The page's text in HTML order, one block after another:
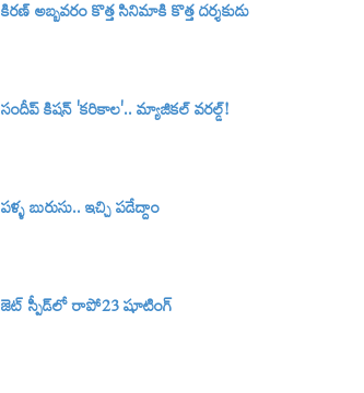
కిరణ్ అబ్బవరం కొత్త సినిమాకి కొత్త దర్శకుడు
సందీప్ కిషన్ 'కరికాల'.. మ్యాజికల్ వరల్డ్‌!
పళ్ళ బురుసు.. ఇచ్చి పడేద్దాం
జెట్ స్పీడ్‌లో రాపో23 షూటింగ్